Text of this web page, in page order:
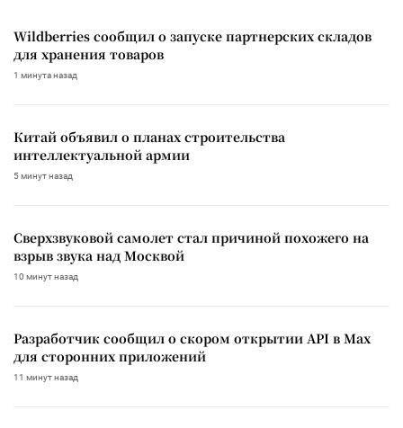
Wildberries сообщил о запуске партнерских складов
для хранения товаров
1 минута назад
Китай объявил о планах строительства
интеллектуальной армии
5 минут назад
Сверхзвуковой самолет стал причиной похожего на
взрыв звука над Москвой
10 минут назад
Разработчик сообщил о скором открытии API в Max
для сторонних приложений
11 минут назад